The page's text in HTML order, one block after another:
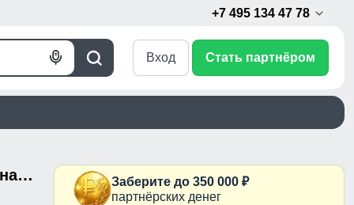
+7 495 134 47 78
Поиск
Голосовой
Вход Стать партнёром
Куртка мужская гибридная стёганая с капюшоном с графеновой подкладкой темно-серого цвета 9621_1TC
Заберите до 350 000 ₽
партнёрских денег